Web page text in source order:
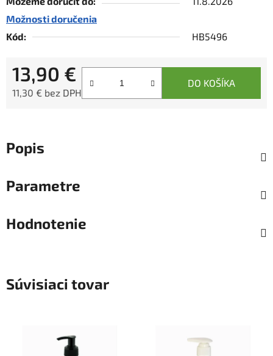
Možnosti doručenia
Kód:
HB5496
13,90 €
11,30 € bez DPH
DO KOŠÍKA
Popis
Parametre
Hodnotenie
Súvisiaci tovar